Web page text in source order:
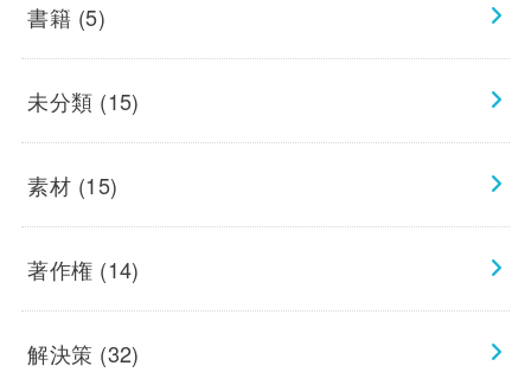
書籍 (5)
未分類 (15)
素材 (15)
著作権 (14)
解決策 (32)